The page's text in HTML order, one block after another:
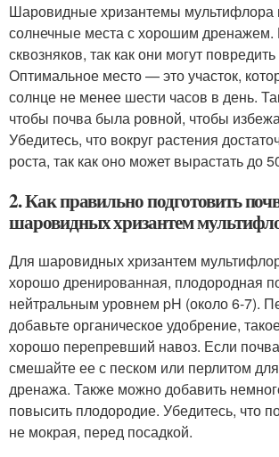
Шаровидные хризантемы мультифлора
солнечные места с хорошим дренажем.
сквозняков, так как они могут
Оптимальное место — это участок,
солнце не менее шести часов в день.
чтобы почва была ровной, чтобы
Убедитесь, что вокруг растения
роста, так как оно может вырастать до
2. Как правильно подготовить
шаровидных хризантем
Для шаровидных хризантем
хорошо дренированная, плодородная
нейтральным уровнем pH (около 6-7).
добавьте органическое удобрение,
хорошо перепревший навоз. Если
смешайте ее с песком или перлитом
дренажа. Также можно добавить
повысить плодородие. Убедитесь, что
не мокрая, перед посадкой.